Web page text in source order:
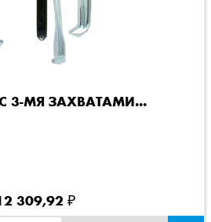
3-МЯ ЗАХВАТАМИ...
309,92 ₽